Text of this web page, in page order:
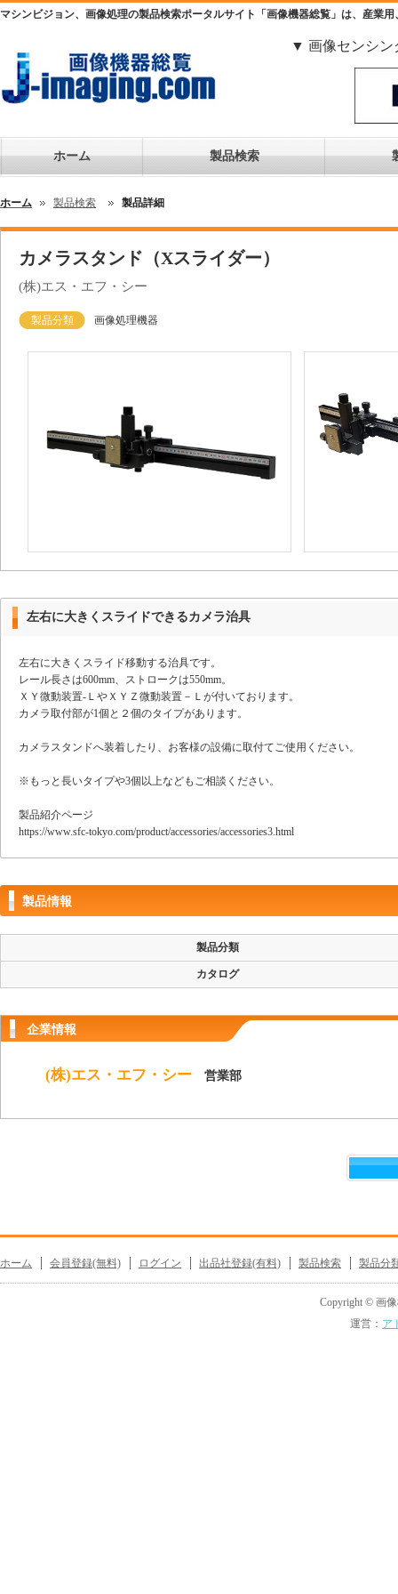
マシンビジョン、画像処理の製品検索ポータルサイト「画像機器総覧」は、産業
▼ 画像センシ
ホーム 製品検索
ホーム 製品検索 製品詳細
カメラスタンド（Xスライダー）
(株)エス・エフ・シー
製品分類 画像処理機器
左右に大きくスライドできるカメラ治具
左右に大きくスライド移動する治具です。
レール長さは600mm、ストロークは550mm。
ＸＹ微動装置-ＬやＸＹＺ微動装置－Ｌが付いております。
カメラ取付部が1個と２個のタイプがあります。
カメラスタンドへ装着したり、お客様の設備に取付てご使用ください。
※もっと長いタイプや3個以上などもご相談ください。
製品紹介ページ
https://www.sfc-tokyo.com/product/accessories/accessories3.html
製品情報
製品分類
カタログ
企業情報
(株)エス・エフ・シー 営業部
ホーム 会員登録(無料) ログイン 出品社登録(有料) 製品検索 製品分
Copyright © 画像
運営： ア